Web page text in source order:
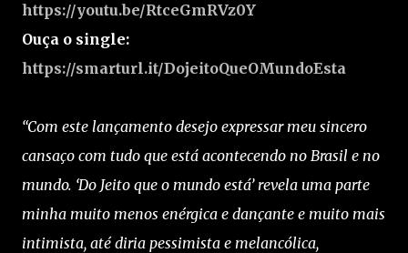
https://youtu.be/RtceGmRVz0Y
Ouça o single:
https://smarturl.it/DojeitoQueOMundoEsta
“Com este lançamento desejo expressar meu sincero
cansaço com tudo que está acontecendo no Brasil e no
mundo. ‘Do Jeito que o mundo está’ revela uma parte
minha muito menos enérgica e dançante e muito mais
intimista, até diria pessimista e melancólica,